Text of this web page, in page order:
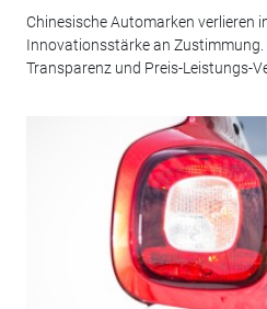
Chinesische Automarken verlieren
Innovationsstärke an Zustimmung.
Transparenz und Preis-Leistungs-